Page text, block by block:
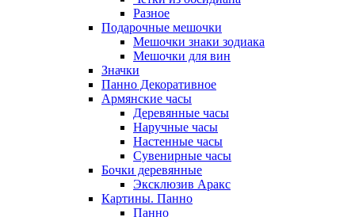
Разное
Подарочные мешочки
Мешочки знаки зодиака
Мешочки для вин
Значки
Панно Декоративное
Армянские часы
Деревянные часы
Наручные часы
Настенные часы
Сувенирные часы
Бочки деревянные
Эксклюзив Аракс
Картины. Панно
Панно